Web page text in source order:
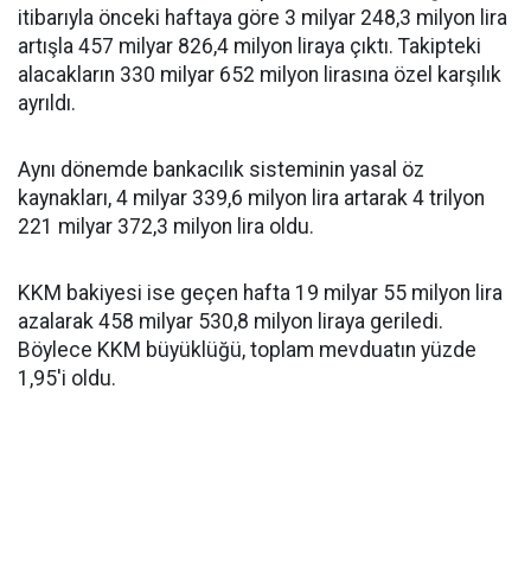
itibarıyla önceki haftaya göre 3 milyar 248,3 milyon lira
artışla 457 milyar 826,4 milyon liraya çıktı. Takipteki
alacakların 330 milyar 652 milyon lirasına özel karşılık
ayrıldı.
Aynı dönemde bankacılık sisteminin yasal öz
kaynakları, 4 milyar 339,6 milyon lira artarak 4 trilyon
221 milyar 372,3 milyon lira oldu.
KKM bakiyesi ise geçen hafta 19 milyar 55 milyon lira
azalarak 458 milyar 530,8 milyon liraya geriledi.
Böylece KKM büyüklüğü, toplam mevduatın yüzde
1,95'i oldu.